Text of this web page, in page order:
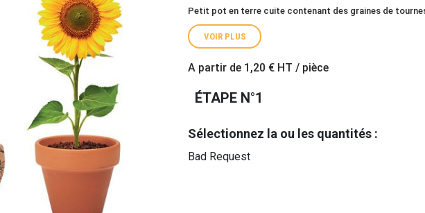
Petit pot en terre cuite contenant des graines de
VOIR PLUS
A partir de 1,20 € HT / pièce
ÉTAPE N°1
Sélectionnez la ou les quantités :
Bad Request